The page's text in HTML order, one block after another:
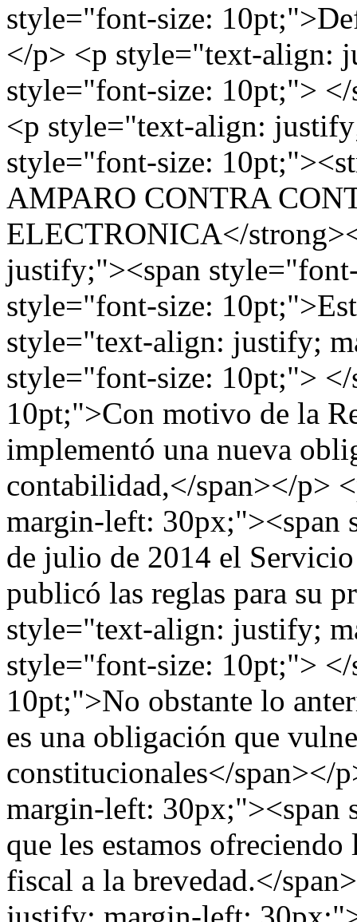
style="font-size:
</p> <p style="text-align:
style="font-size: 10pt;"> </
<p style="text-align:
style="font-size:
AMPARO CONTRA
ELECTRONICA</
justify;"><span
style="font-size:
style="text-align: justify;
style="font-size: 10pt;">
10pt;">Con motivo de la
implementó una nueva
contabilidad,</span></p>
margin-left: 30px;"><span
de julio de 2014 el
publicó las reglas para su
style="text-align: justify;
style="font-size: 10pt;">
10pt;">No obstante lo
es una obligación que
constitucionales</
margin-left:
que les estamos
fiscal a la brevedad.</